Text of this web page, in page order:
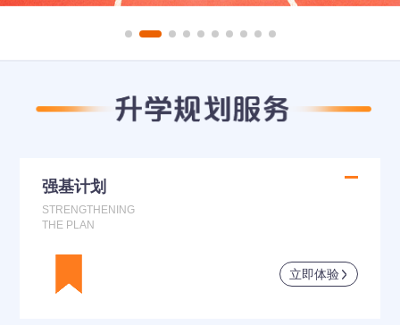
强基计划
STRENGTHENING
THE PLAN
立即体验